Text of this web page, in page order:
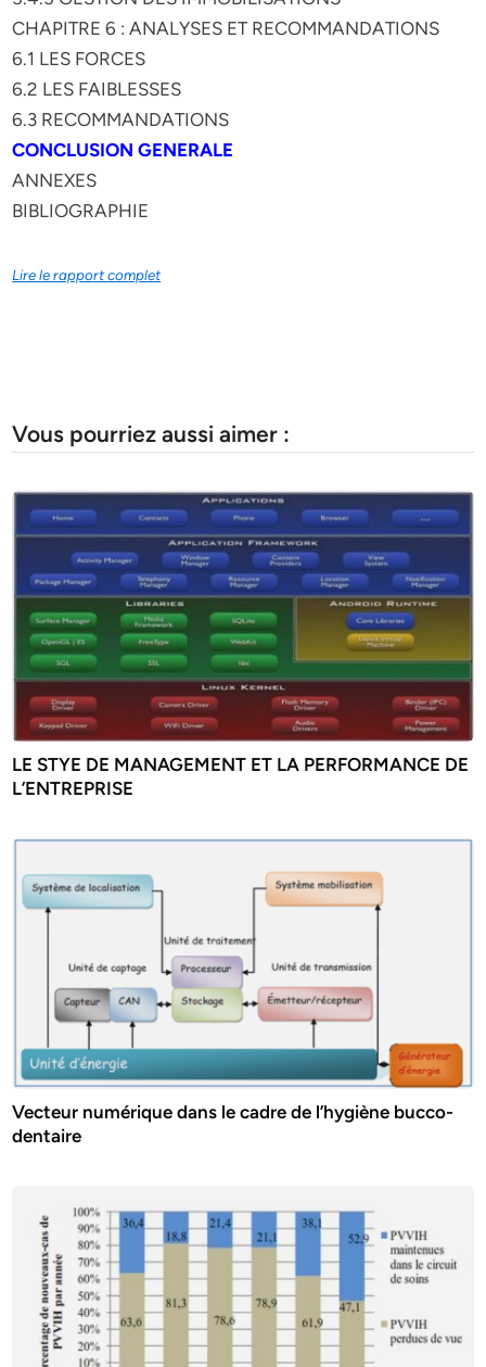
CHAPITRE 6 : ANALYSES ET RECOMMANDATIONS
6.1 LES FORCES
6.2 LES FAIBLESSES
6.3 RECOMMANDATIONS
CONCLUSION GENERALE
ANNEXES
BIBLIOGRAPHIE
Lire le rapport complet
Vous pourriez aussi aimer :
LE STYE DE MANAGEMENT ET LA PERFORMANCE DE
L’ENTREPRISE
Vecteur numérique dans le cadre de l’hygiène bucco-
dentaire